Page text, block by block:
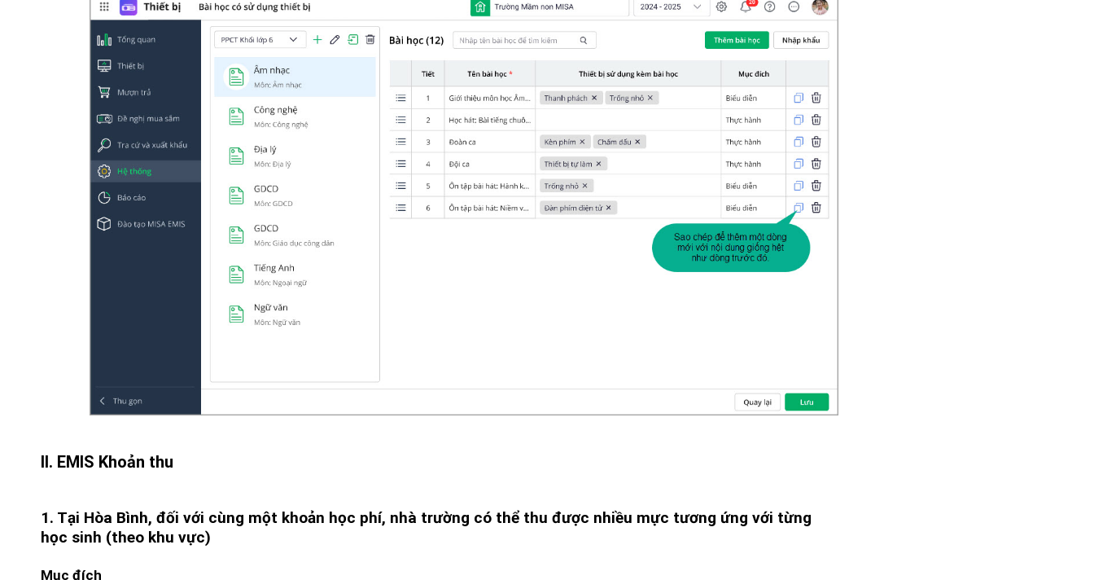
II. EMIS Khoản thu
1. Tại Hòa Bình, đối với cùng một khoản học phí, nhà trường có thể thu được nhiều mực tương ứng với từng
học sinh (theo khu vực)
Mục đích